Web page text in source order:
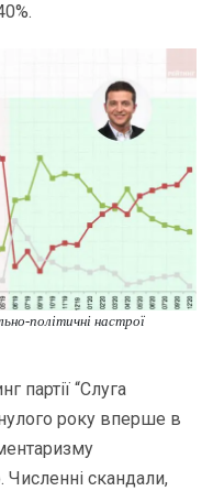
політичні настрої
партії “Слуга
року вперше в
скандали,